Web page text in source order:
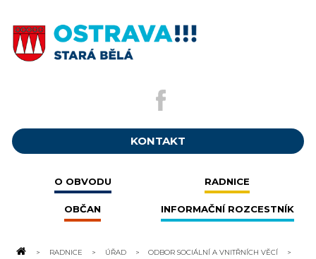
KONTAKT
O OBVODU RADNICE
OBČAN INFORMAČNÍ ROZCESTNÍK
RADNICE ÚŘAD
ODBOR SOCIÁLNÍ A VNITŘNÍCH VĚCÍ